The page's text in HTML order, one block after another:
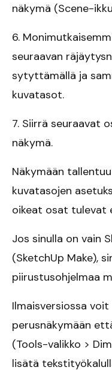
näkymä (Scene-
6.
seuraavan
sytyttämällä ja
kuvatasot.
7. Siirrä seuraavat
näkymä.
Näkymään
kuvatasojen
oikeat osat tulevat
Jos sinulla on vain
(SketchUp Make),
piirustusohjelmaa
Ilmaisversiossa
perusnäkymään
(Tools-valikko >
lisätä